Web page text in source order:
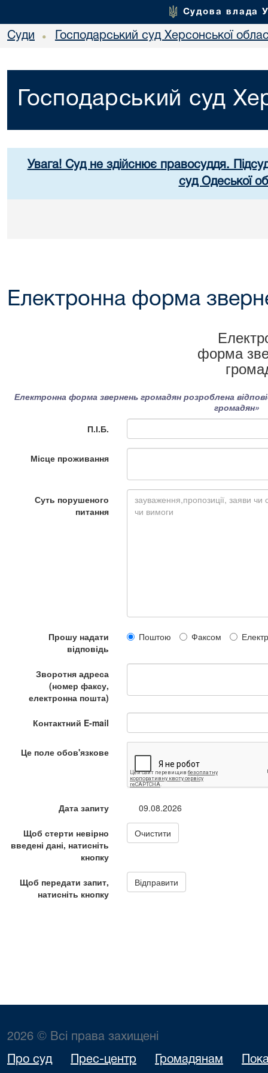
Судова влада
Суди • Господарський суд Херсонської
Господарський суд
Увага! Суд не здійснює правосуддя.
суд Одеської
Електронна форма
2026 © Всі права захищені
Про суд Прес-центр Громадянам